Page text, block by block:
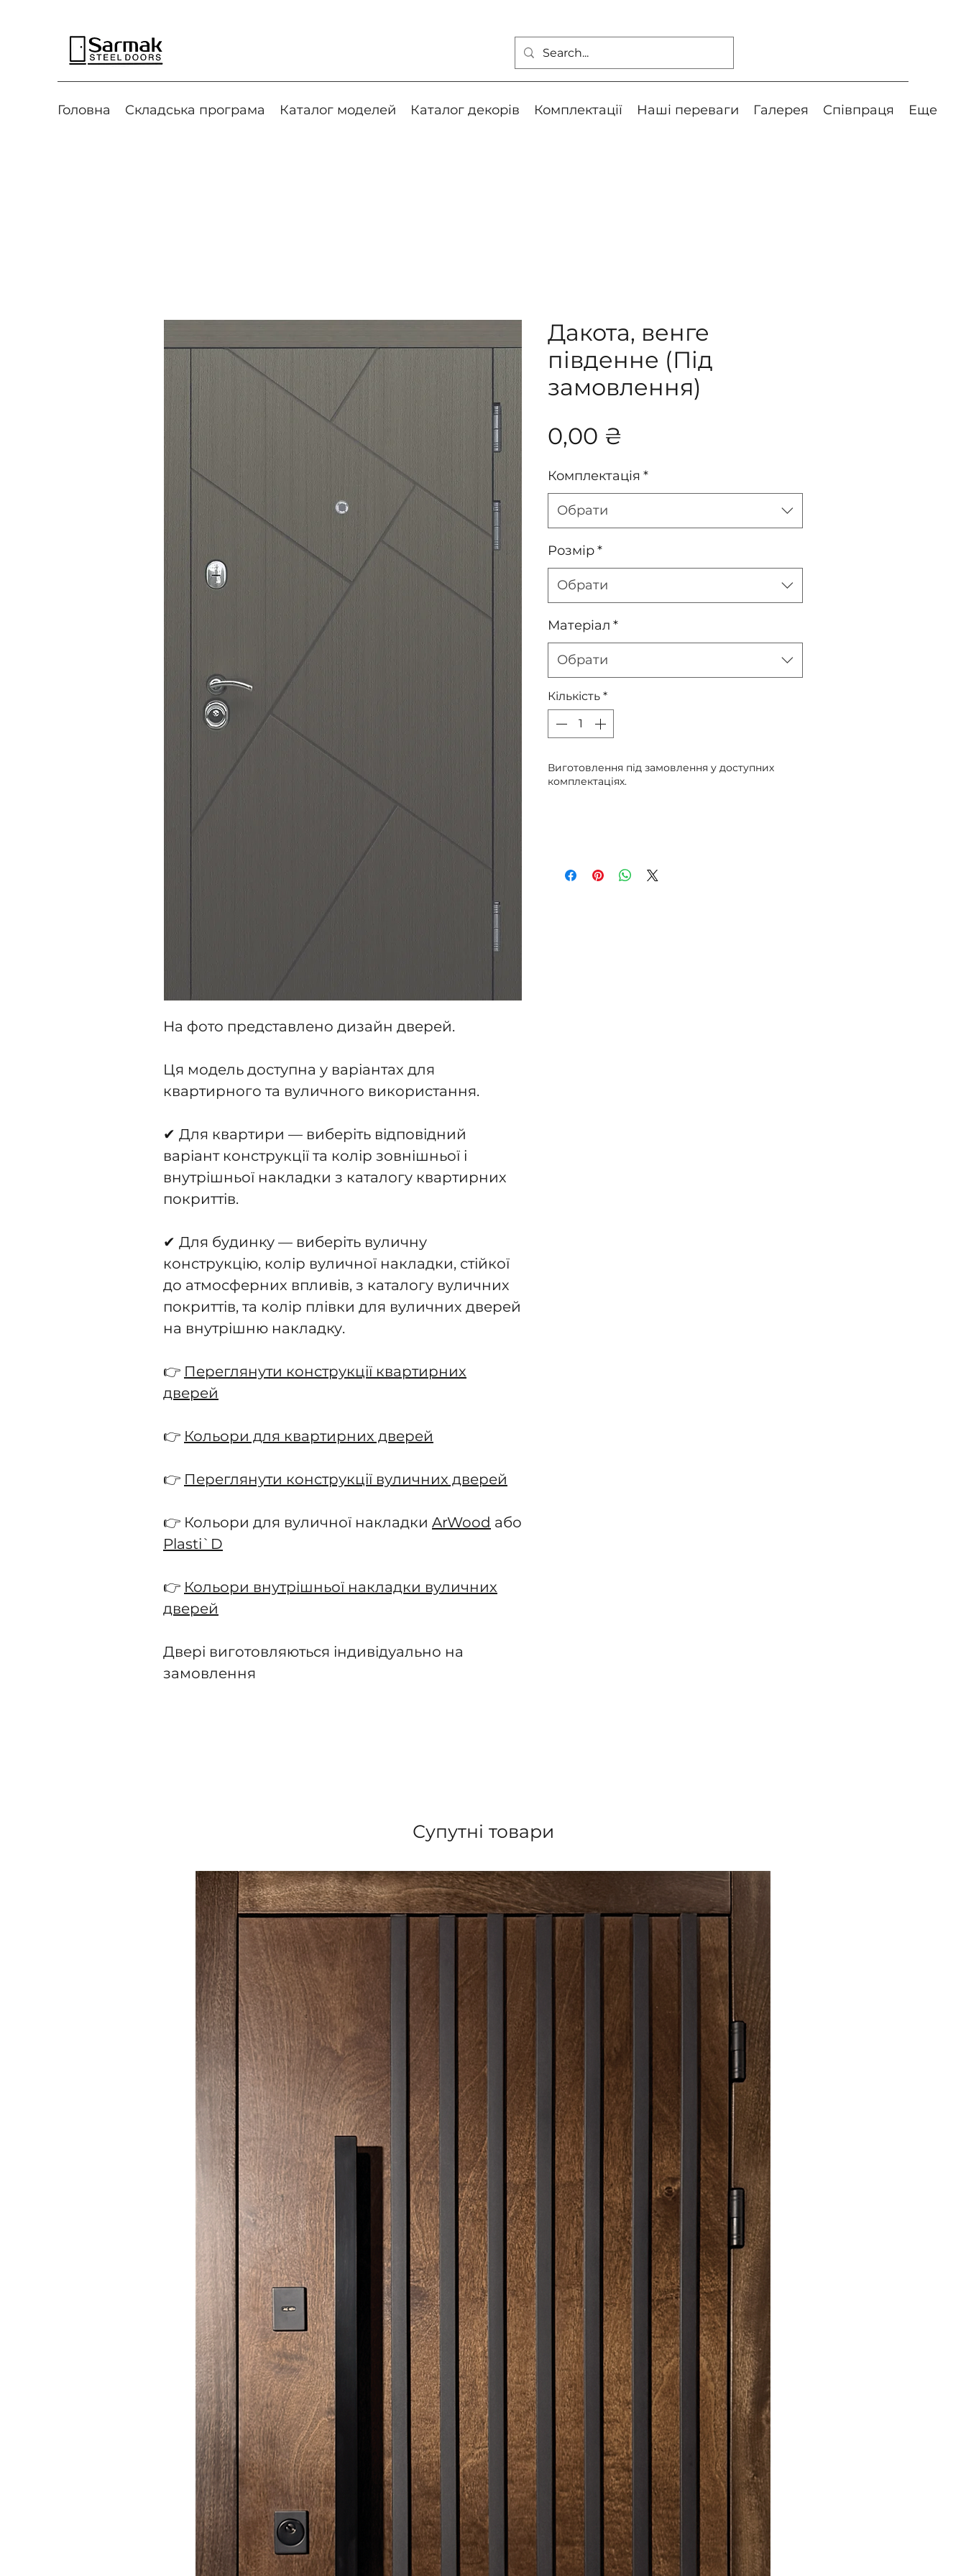
Головна Cкладська програма Каталог моделей Каталог декорів Комплектації Наші переваги Галерея Співпраця Еще
На фото представлено дизайн дверей.
Ця модель доступна у варіантах для
квартирного та вуличного використання.
✔ Для квартири — виберіть відповідний
варіант конструкції та колір зовнішньої і
внутрішньої накладки з каталогу квартирних
покриттів.
✔ Для будинку — виберіть вуличну
конструкцію, колір вуличної накладки, стійкої
до атмосферних впливів, з каталогу вуличних
покриттів, та колір плівки для вуличних дверей
на внутрішню накладку.
👉 Переглянути конструкції квартирних
дверей
👉 Кольори для квартирних дверей
👉 Переглянути конструкції вуличних дверей
👉 Кольори для вуличної накладки ArWood або
Plasti`D
👉 Кольори внутрішньої накладки вуличних
дверей
Двері виготовляються індивідуально на
замовлення
Дакота, венге
південне (Під
замовлення)
0,00 ₴
Комплектація *
Обрати
Розмір*
Обрати
Матеріал *
Обрати
Кількість *
Виготовлення під замовлення у доступних
комплектаціях.
Супутні товари